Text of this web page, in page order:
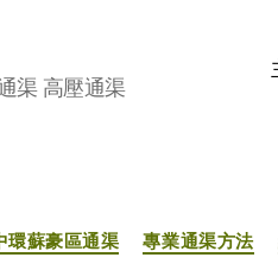
渠 高壓通渠
分
类
環蘇豪區通渠 專業通渠方法